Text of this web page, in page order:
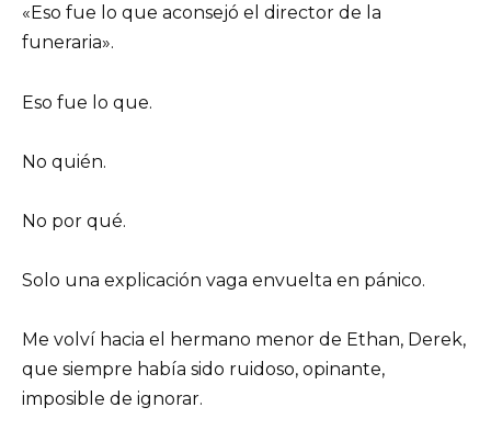
«Eso fue lo que aconsejó el director de la
funeraria».
Eso fue lo que.
No quién.
No por qué.
Solo una explicación vaga envuelta en pánico.
Me volví hacia el hermano menor de Ethan, Derek,
que siempre había sido ruidoso, opinante,
imposible de ignorar.